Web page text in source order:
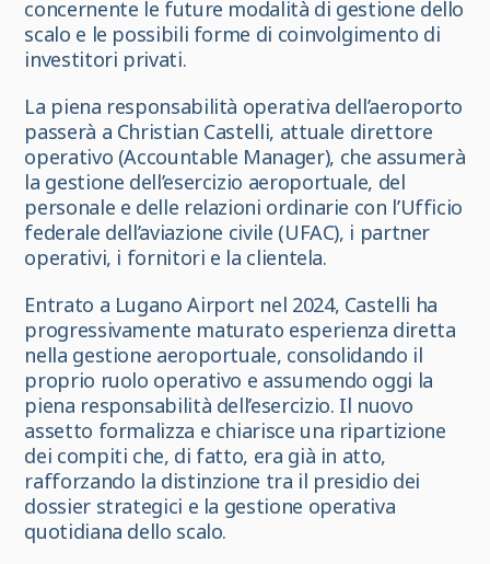
concernente le future modalità di gestione dello
scalo e le possibili forme di coinvolgimento di
investitori privati.
La piena responsabilità operativa dell’aeroporto
passerà a Christian Castelli, attuale direttore
operativo (Accountable Manager), che assumerà
la gestione dell’esercizio aeroportuale, del
personale e delle relazioni ordinarie con l’Ufficio
federale dell’aviazione civile (UFAC), i partner
operativi, i fornitori e la clientela.
Entrato a Lugano Airport nel 2024, Castelli ha
progressivamente maturato esperienza diretta
nella gestione aeroportuale, consolidando il
proprio ruolo operativo e assumendo oggi la
piena responsabilità dell’esercizio. Il nuovo
assetto formalizza e chiarisce una ripartizione
dei compiti che, di fatto, era già in atto,
rafforzando la distinzione tra il presidio dei
dossier strategici e la gestione operativa
quotidiana dello scalo.